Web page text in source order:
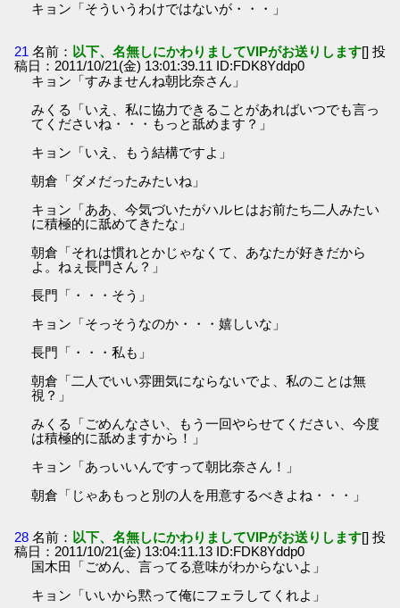
キョン「そういうわけではないが・・・」
21 名前： 以下、名無しにかわりましてVIPがお送りします[] 投
稿日：2011/10/21(金) 13:01:39.11 ID:FDK8Yddp0
キョン「すみませんね朝比奈さん」
みくる「いえ、私に協力できることがあればいつでも言っ
てくださいね・・・もっと舐めます？」
キョン「いえ、もう結構ですよ」
朝倉「ダメだったみたいね」
キョン「ああ、今気づいたがハルヒはお前たち二人みたい
に積極的に舐めてきたな」
朝倉「それは慣れとかじゃなくて、あなたが好きだから
よ。ねぇ長門さん？」
長門「・・・そう」
キョン「そっそうなのか・・・嬉しいな」
長門「・・・私も」
朝倉「二人でいい雰囲気にならないでよ、私のことは無
視？」
みくる「ごめんなさい、もう一回やらせてください、今度
は積極的に舐めますから！」
キョン「あっいいんですって朝比奈さん！」
朝倉「じゃあもっと別の人を用意するべきよね・・・」
28 名前： 以下、名無しにかわりましてVIPがお送りします[] 投
稿日：2011/10/21(金) 13:04:11.13 ID:FDK8Yddp0
国木田「ごめん、言ってる意味がわからないよ」
キョン「いいから黙って俺にフェラしてくれよ」